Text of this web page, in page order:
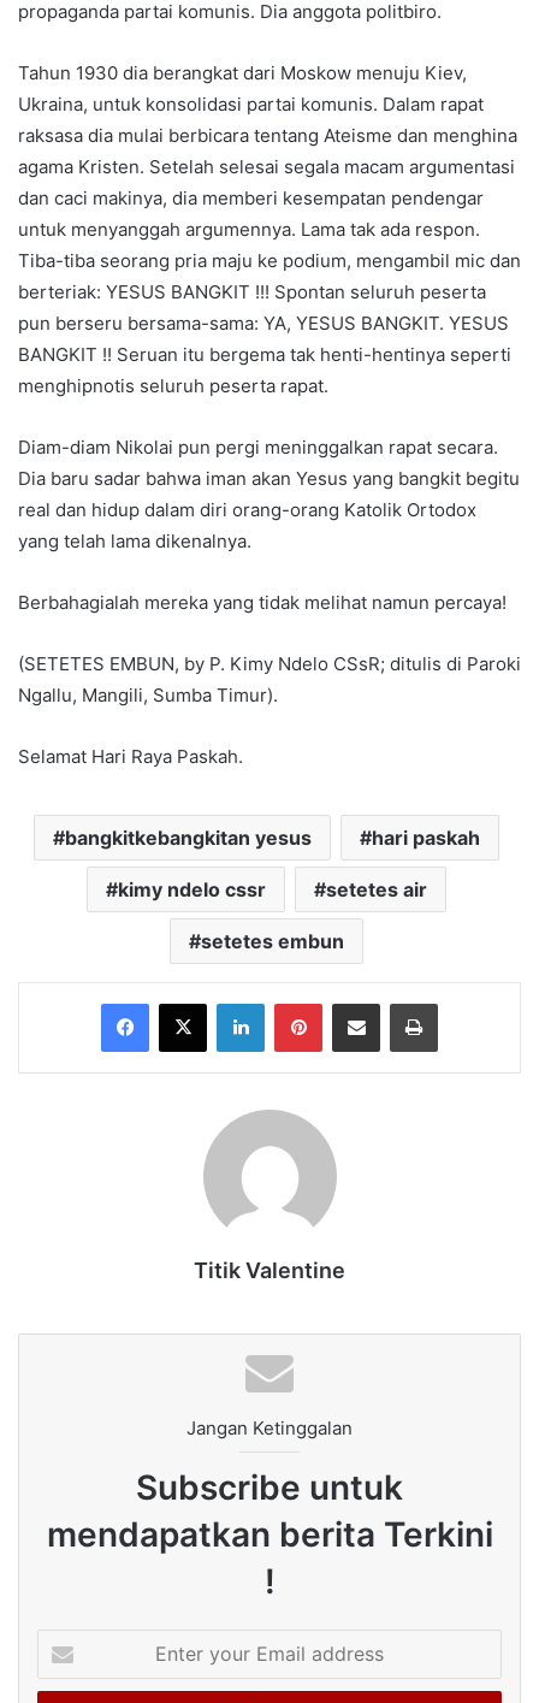
propaganda partai komunis. Dia anggota politbiro.
Tahun 1930 dia berangkat dari Moskow menuju Kiev,
Ukraina, untuk konsolidasi partai komunis. Dalam rapat
raksasa dia mulai berbicara tentang Ateisme dan menghina
agama Kristen. Setelah selesai segala macam argumentasi
dan caci makinya, dia memberi kesempatan pendengar
untuk menyanggah argumennya. Lama tak ada respon.
Tiba-tiba seorang pria maju ke podium, mengambil mic dan
berteriak: YESUS BANGKIT !!! Spontan seluruh peserta
pun berseru bersama-sama: YA, YESUS BANGKIT. YESUS
BANGKIT !! Seruan itu bergema tak henti-hentinya seperti
menghipnotis seluruh peserta rapat.
Diam-diam Nikolai pun pergi meninggalkan rapat secara.
Dia baru sadar bahwa iman akan Yesus yang bangkit begitu
real dan hidup dalam diri orang-orang Katolik Ortodox
yang telah lama dikenalnya.
Berbahagialah mereka yang tidak melihat namun percaya!
(SETETES EMBUN, by P. Kimy Ndelo CSsR; ditulis di Paroki
Ngallu, Mangili, Sumba Timur).
Selamat Hari Raya Paskah.
bangkitkebangkitan yesus hari paskah
kimy ndelo cssr setetes air
setetes embun
Facebook
X LinkedInPinterestShare via Email Print
Titik Valentine
Jangan Ketinggalan
Subscribe untuk
mendapatkan berita Terkini
!
your
Email